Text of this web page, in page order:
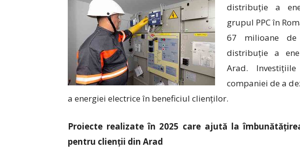
distribuție a
grupul PPC în
67 milioane
distribuție a
Arad.
companiei de a
a energiei electrice în beneficiul clienților.
Proiecte realizate în 2025 care ajută la
pentru clienții din Arad